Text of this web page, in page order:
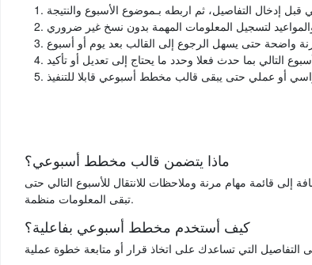
ماذا يتضمن قالب مخطط أسبوعي؟
إلى قائمة مهام مرنة وملاحظات للانتقال للأسبوع التالي حتى
تبقى المعلومات منظمة.
كيف أستخدم مخطط أسبوعي بفاعلية؟